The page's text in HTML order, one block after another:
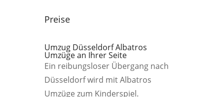
Preise
Umzug Düsseldorf Albatros
Umzüge an Ihrer Seite
Ein reibungsloser Übergang nach
Düsseldorf wird mit Albatros
Umzüge zum Kinderspiel.